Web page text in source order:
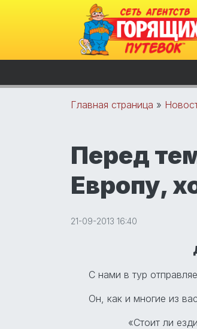
Главная страница »
Перед
Европу,
21-09-2013 16:40
С нами в тур
Он, как и многие из
«Стоит ли